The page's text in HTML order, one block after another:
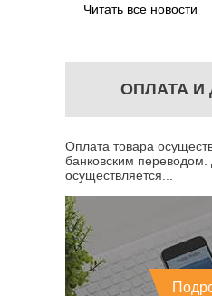
Читать все новости
ОПЛАТА И
Оплата товара
банковским переводом.
осуществляется...